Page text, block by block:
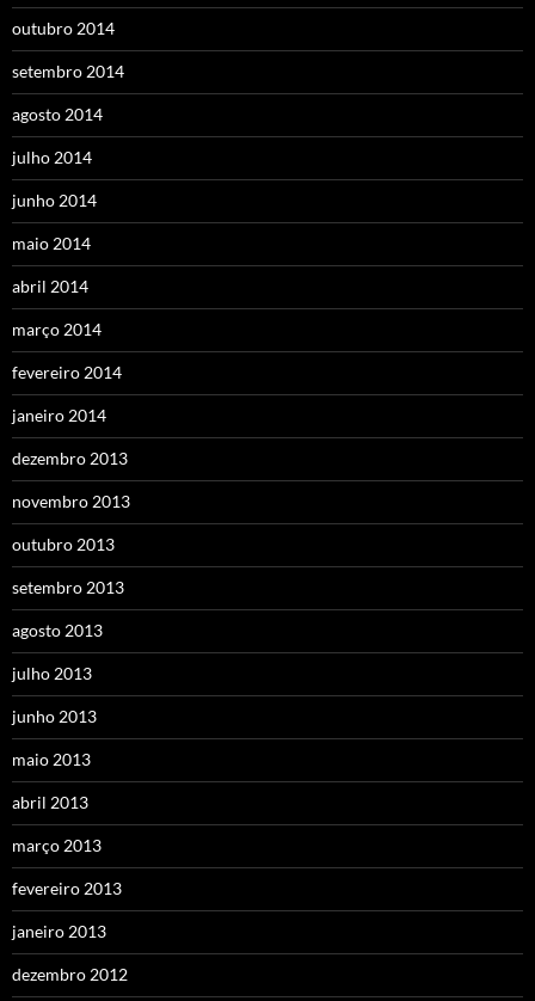
outubro 2014
setembro 2014
agosto 2014
julho 2014
junho 2014
maio 2014
abril 2014
março 2014
fevereiro 2014
janeiro 2014
dezembro 2013
novembro 2013
outubro 2013
setembro 2013
agosto 2013
julho 2013
junho 2013
maio 2013
abril 2013
março 2013
fevereiro 2013
janeiro 2013
dezembro 2012